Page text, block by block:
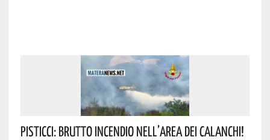
Pisticci: Brutto Incendio Nell’area Dei Calanchi!